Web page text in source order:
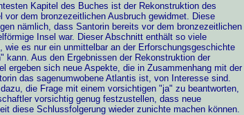
Kapitel des Buches ist der Rekonstruktion des
vor dem bronzezeitlichen Ausbruch gewidmet. Diese
nämlich, dass Santorin bereits vor dem bronzezeitlichen
Insel war. Dieser Abschnitt enthält so viele
wie es nur ein unmittelbar an der Erforschungsgeschichte
kann. Aus den Ergebnissen der Rekonstruktion der
ergeben sich neue Aspekte, die in Zusammenhang mit der
das sagenumwobene Atlantis ist, von Interesse sind.
die Frage mit einem vorsichtigen "ja" zu beantworten,
vorsichtig genug festzustellen, dass neue
diese Schlussfolgerung wieder zunichte machen können.